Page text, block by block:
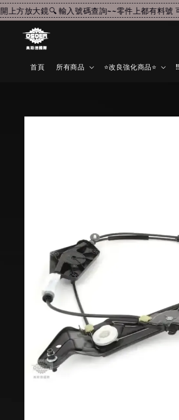
方放大鏡🔍 輸入號碼查詢~~零件上都有料號 可
首頁 所有商品 ⭐改良強化商品⭐